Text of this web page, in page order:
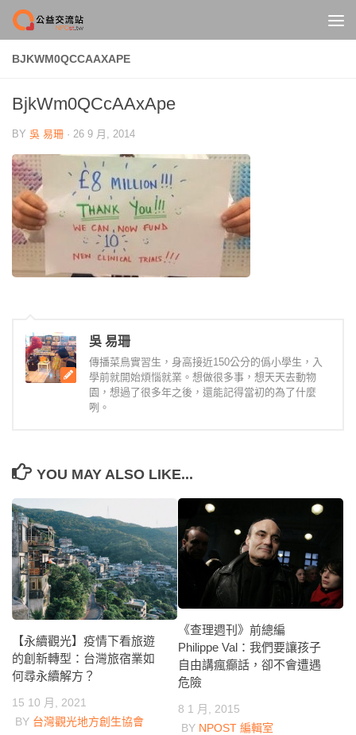
Skip to content
BJKWM0QCCAAXAPE
BjkWm0QCcAAxApe
BY 吳 易珊 · 26 9 月, 2014
吳 易珊
傳播菜鳥實習生，身高接近150公分的僞小學生，入
學前就開始煩惱就業。想做很多事，想天天去動物
園，想過了很多年之後，還能記得當初的為了什麼
咧。
YOU MAY ALSO LIKE...
【永續觀光】疫情下看旅遊
的創新轉型：台灣旅宿業如
何尋永續解方？
15 10 月, 2021
BY 台灣觀光地方創生協會
《查理週刊》前總編
Philippe Val：我們要讓孩子
自由講瘋癲話，卻不會遭遇
危險
8 1 月, 2015
BY NPOST 編輯室